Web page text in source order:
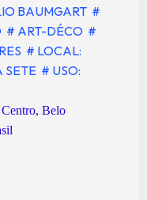
BAUMGART #
# ART-DÉCO #
# LOCAL:
SETE # USO:
Belo